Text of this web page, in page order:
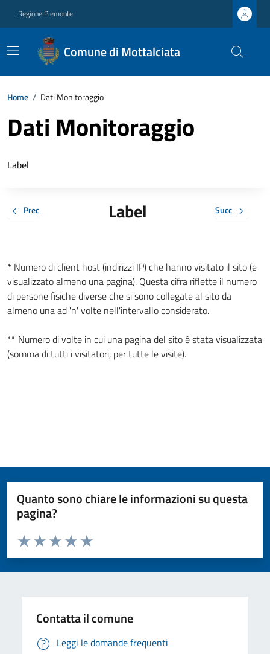
Regione Piemonte
Comune di Mottalciata
Home / Dati Monitoraggio
Dati Monitoraggio
Label
Prec Label Succ
* Numero di client host (indirizzi IP) che hanno visitato il sito (e
visualizzato almeno una pagina). Questa cifra riflette il numero
di persone fisiche diverse che si sono collegate al sito da
almeno una ad 'n' volte nell'intervallo considerato.
** Numero di volte in cui una pagina del sito é stata visualizzata
(somma di tutti i visitatori, per tutte le visite).
Quanto sono chiare le informazioni su questa
pagina?
Valuta da 1 a 5 stelle la pagina
Valuta 5 stelle su 5
Valuta 4 stelle su 5
Valuta 3 stelle su 5
Valuta 2 stelle su 5
Valuta 1 stelle su 5
Contatta il comune
Leggi le domande frequenti